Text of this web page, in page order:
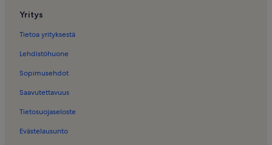
Yritys
Tietoa yrityksestä
Lehdistöhuone
Sopimusehdot
Saavutettavuus
Tietosuojaseloste
Evästelausunto